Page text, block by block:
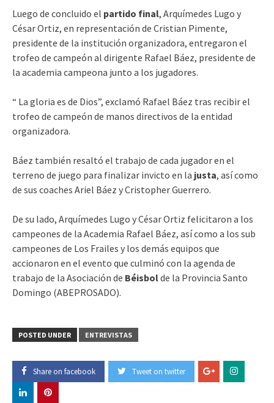
Luego de concluido el partido final, Arquímedes Lugo y
César Ortiz, en representación de Cristian Pimente,
presidente de la institución organizadora, entregaron el
trofeo de campeón al dirigente Rafael Báez, presidente de
la academia campeona junto a los jugadores.
“ La gloria es de Dios”, exclamó Rafael Báez tras recibir el
trofeo de campeón de manos directivos de la entidad
organizadora.
Báez también resaltó el trabajo de cada jugador en el
terreno de juego para finalizar invicto en la justa, así como
de sus coaches Ariel Báez y Cristopher Guerrero.
De su lado, Arquímedes Lugo y César Ortiz felicitaron a los
campeones de la Academia Rafael Báez, así como a los sub
campeones de Los Frailes y los demás equipos que
accionaron en el evento que culminó con la agenda de
trabajo de la Asociación de Béisbolde la Provincia Santo
Domingo (ABEPROSADO).
POSTED UNDER ENTREVISTAS
Share on facebook Tweet on twitter